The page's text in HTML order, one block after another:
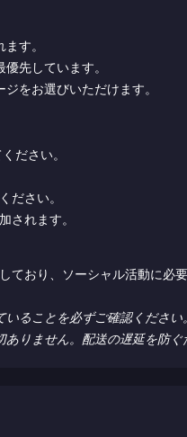
す。
先しています。
をお選びいただけます。
ださい。
ださい。
されます。
おり、ソーシャル活動に必要
ることを必ずご確認くださ
りません。配送の遅延を防